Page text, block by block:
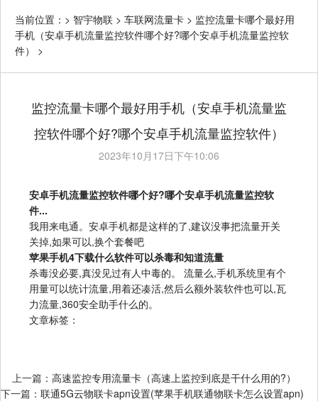
当前位置：> 智宇物联 > 车联网流量卡 > 监控流量卡哪个最好用
手机（安卓手机流量监控软件哪个好?哪个安卓手机流量监控软
件）
>
监控流量卡哪个最好用手机（安卓手机流量监
控软件哪个好?哪个安卓手机流量监控软件）
2023年10月17日下午10:06
安卓手机流量监控软件哪个好?哪个安卓手机流量监控软
件...
我用来电通。安卓手机都是这样的了,建议没事把流量开关
关掉,如果可以,换个套餐吧
苹果手机4下载什么软件可以杀毒和知道流量
杀毒没必要,真没见过有人中毒的。 流量么,手机系统里有个
用量可以统计流量,用着还凑活,然后么额外装软件也可以,瓦
力流量,360安全助手什么的。
文章标签：
上一篇： 高速监控专用流量卡（高速上监控到底是干什么用的?）
下一篇： 联通5G云物联卡apn设置(苹果手机联通物联卡怎么设置apn)